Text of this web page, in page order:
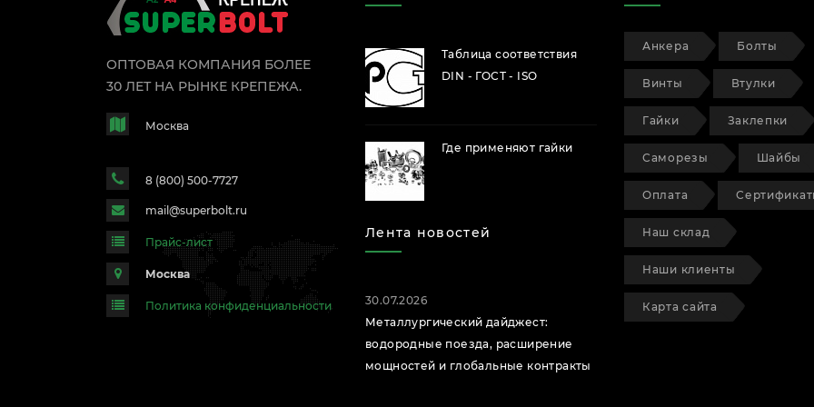
ОПТОВАЯ КОМПАНИЯ БОЛЕЕ
30 ЛЕТ НА РЫНКЕ КРЕПЕЖА.
Москва
8 (800) 500-7727
mail@superbolt.ru
Прайс-лист
Москва
Политика конфиденциальности
Таблица соответствия
DIN - ГОСТ - ISO
Где применяют гайки
Лента новостей
30.07.2026
Металлургический дайджест:
водородные поезда, расширение
мощностей и глобальные контракты
Анкера Болты
Винты Втулки
Гайки Заклепки
Саморезы Шайбы
Оплата
Наш склад
Наши клиенты
Карта сайта